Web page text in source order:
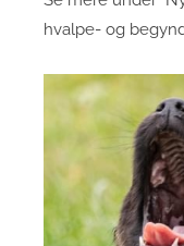
hvalpe- og